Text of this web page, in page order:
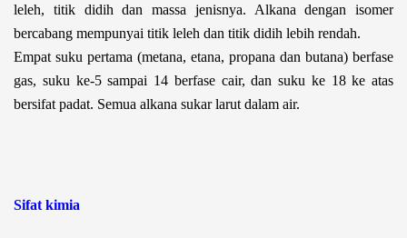
leleh, titik didih dan massa jenisnya. Alkana dengan isomer
bercabang mempunyai titik leleh dan titik didih lebih rendah.
Empat suku pertama (metana, etana, propana dan butana) berfase
gas, suku ke-5 sampai 14 berfase cair, dan suku ke 18 ke atas
bersifat padat. Semua alkana sukar larut dalam air.
Sifat kimia